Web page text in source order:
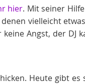
hier. Mit seiner
vielleicht
Angst, der
Heute gibt